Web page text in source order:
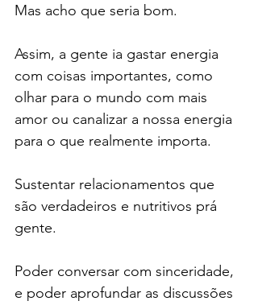
Mas acho que seria bom.
Assim, a gente ia gastar energia
com coisas importantes, como
olhar para o mundo com mais
amor ou canalizar a nossa energia
para o que realmente importa.
Sustentar relacionamentos que
são verdadeiros e nutritivos prá
gente.
Poder conversar com sinceridade,
e poder aprofundar as discussões